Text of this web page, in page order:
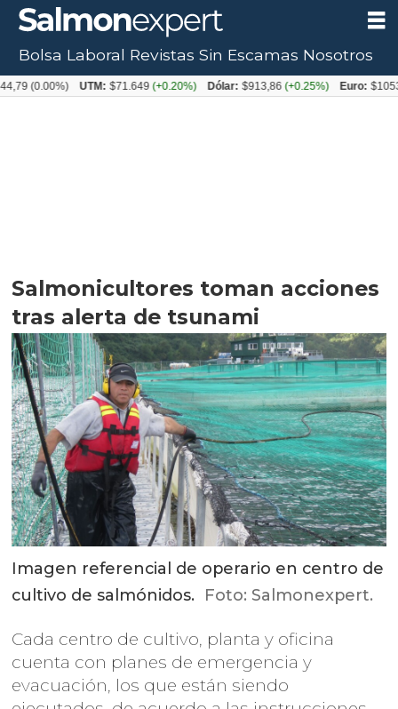
Salmonicultores toman acciones
tras alerta de tsunami
Imagen referencial de operario en centro de
cultivo de salmónidos. Foto: Salmonexpert.
Cada centro de cultivo, planta y oficina
cuenta con planes de emergencia y
evacuación, los que están siendo
Bolsa Laboral Revistas Sin Escamas Nosotros
UTM: $71.649(+0.20%) Dólar: $913,86(+0.25%) Euro: $1053,08(-